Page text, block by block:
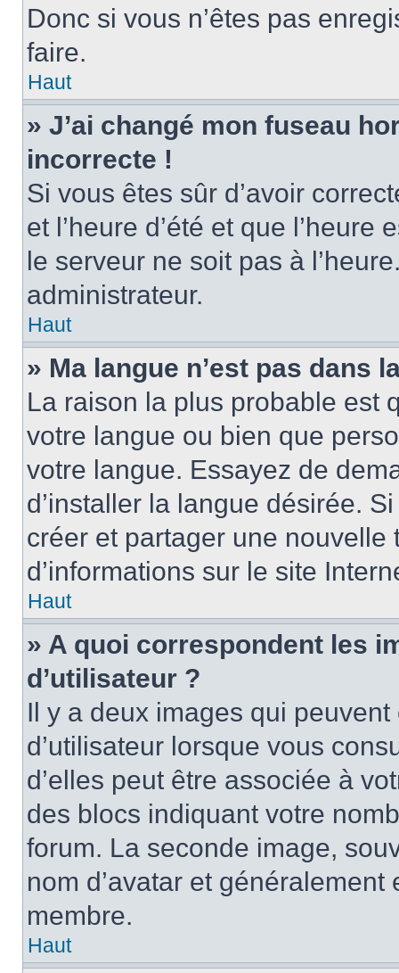
Donc si vous n’êtes pas
faire.
Haut
» J’ai changé mon fuseau
incorrecte !
Si vous êtes sûr d’avoir
et l’heure d’été et que
le serveur ne soit pas à
administrateur.
Haut
» Ma langue n’est pas dans
La raison la plus probable est
votre langue ou bien que
votre langue. Essayez de
d’installer la langue désirée.
créer et partager une
d’informations sur le site
Haut
» A quoi correspondent les
d’utilisateur ?
Il y a deux images qui
d’utilisateur lorsque vous
d’elles peut être associée à
des blocs indiquant votre
forum. La seconde image,
nom d’avatar et
membre.
Haut